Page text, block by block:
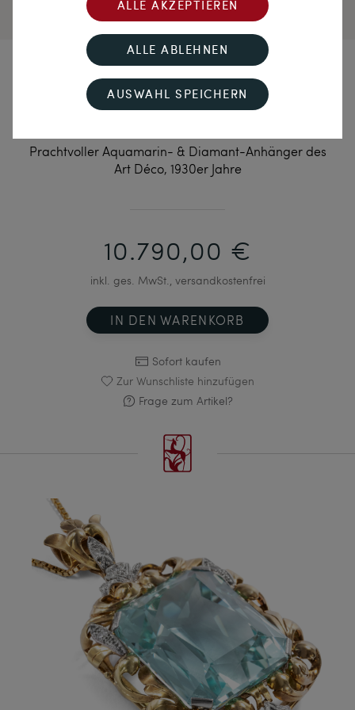
Wenn die Bürger schlafen
geh’n...
Prachtvoller Aquamarin- & Diamant-Anhänger des
Art Déco, 1930er Jahre
10.790,00 €
inkl. ges. MwSt., versandkostenfrei
IN DEN WARENKORB
Sofort kaufen
Zur Wunschliste hinzufügen
Frage zum Artikel?
ALLE AKZEPTIEREN
ALLE ABLEHNEN
AUSWAHL SPEICHERN